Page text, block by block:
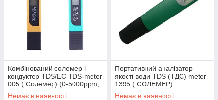
Комбінований солемер і
кондуктер TDS/EC TDS-meter
005 ( Солемер) (0-5000ppm;
0 - 9990µS/cm)
Немає в наявності
Портативний аналізатор
якості води TDS (ТДС) meter
1395 ( СОЛЕМЕР)
Немає в наявності